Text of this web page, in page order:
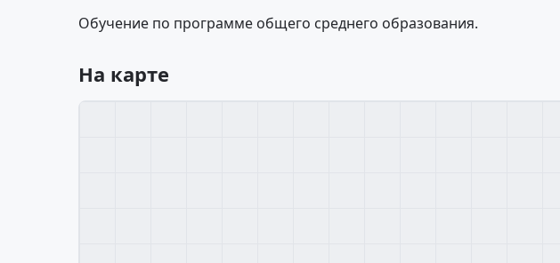
Обучение по программе общего среднего образования.
На карте